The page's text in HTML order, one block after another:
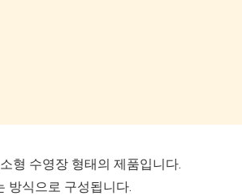
형 수영장 형태의 제품입니다.
방식으로 구성됩니다.